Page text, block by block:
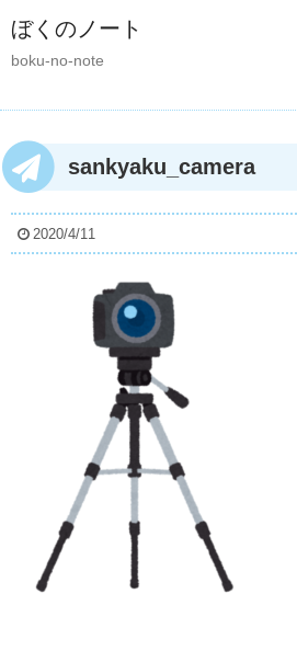
ぼくのノート
boku-no-note
sankyaku_camera
2020/4/11